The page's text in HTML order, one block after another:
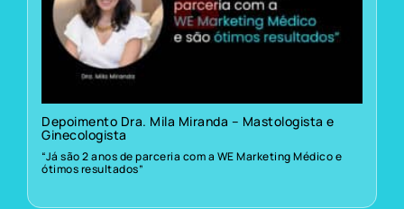
Depoimento Dra. Mila Miranda – Mastologista e
Ginecologista
“Já são 2 anos de parceria com a WE Marketing Médico e
ótimos resultados”